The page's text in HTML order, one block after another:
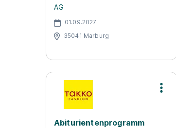
AG
01.09.2027
35041 Marburg
Abiturientenprogramm